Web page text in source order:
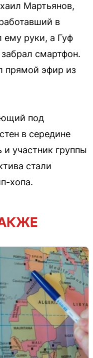
Мартьянов,
в
ему руки, а Гуф
смартфон.
прямой эфир из
под
в середине
и участник группы
стали
хопа.